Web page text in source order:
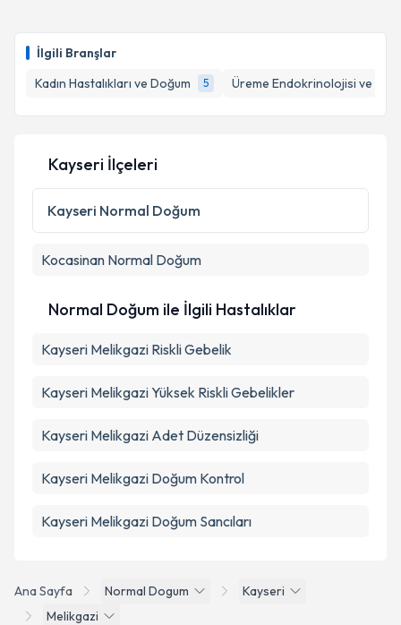
İlgili Branşlar
Kadın Hastalıkları ve Doğum
5 Üreme Endokrinolojisi ve
almanız için bir takvim hazırlandığında e-posta ile
bilgilendireceğiz.
E-posta Adresiniz
Kişisel verilerimin işlenmesine ilişkin
Metni'ni okudum ve kişisel verilerimin belirtilen
Ana Sayfa Normal Dogum
Kayseri
Melikgazi
Kayseri İlçeleri
Kayseri Normal Doğum
Kocasinan Normal Doğum
Normal Doğum ile İlgili Hastalıklar
Kayseri Melikgazi Riskli Gebelik
Kayseri Melikgazi Yüksek Riskli Gebelikler
Kayseri Melikgazi Adet Düzensizliği
Kayseri Melikgazi Doğum Kontrol
Kayseri Melikgazi Doğum Sancıları